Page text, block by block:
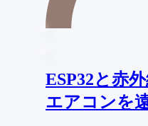
ESP32と赤
エアコンを